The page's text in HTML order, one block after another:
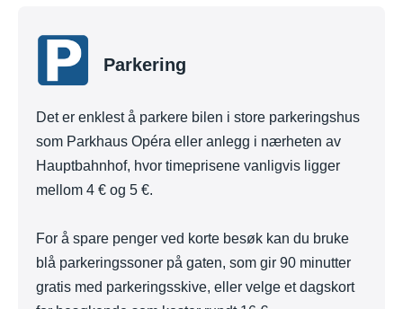
Parkering
Det er enklest å parkere bilen i store parkeringshus
som Parkhaus Opéra eller anlegg i nærheten av
Hauptbahnhof, hvor timeprisene vanligvis ligger
mellom 4 € og 5 €.
For å spare penger ved korte besøk kan du bruke
blå parkeringssoner på gaten, som gir 90 minutter
gratis med parkeringsskive, eller velge et dagskort